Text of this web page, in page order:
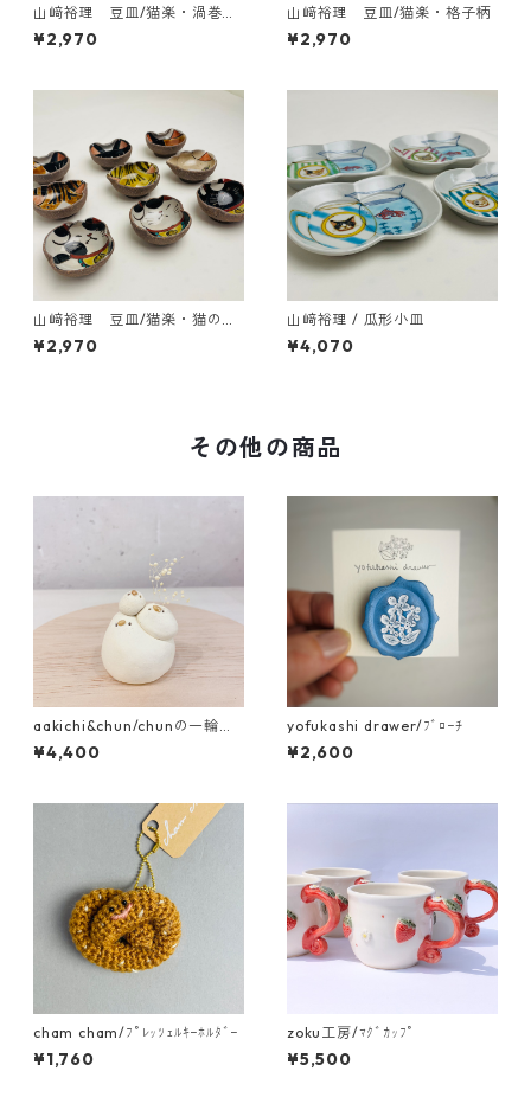
山﨑裕理 豆皿/猫楽・渦巻き
ドット柄
¥2,970
山﨑裕理 豆皿/猫楽・格子柄
¥2,970
山﨑裕理 豆皿/猫楽・猫のお
顔と招き猫
¥2,970
山﨑裕理 / 瓜形小皿
¥4,070
その他の商品
aakichi&chun/chunの一輪挿
し まるっと3羽
¥4,400
yofukashi drawer/ﾌﾞﾛｰﾁ
¥2,600
cham cham/ﾌﾟﾚｯﾂｪﾙｷｰﾎﾙﾀﾞｰ
¥1,760
zoku工房/ﾏｸﾞｶｯﾌﾟ
¥5,500